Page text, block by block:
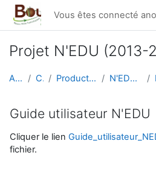
Passer au contenu principal
Vous êtes connecté
Projet N'EDU (2013-
Accueil Cours Productions du réseau N'EDU-ressources
Guide utilisateur N'EDU
Conditions d’achèvement
Cliquer le lien
fichier.